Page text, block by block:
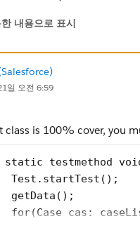
= a.Vehicle__c;
=
'Routine Maintenance';
=
=
= a.Product__c;
= a.AccountId;
= a.ContactId;
= a.AssetId;
= a.Origin;
= a.Reason;
=
내용으로 표시
일 오전 6:59
class is 100% cover, you
static testmethod
Test.startTest();
getData();
for(Case cas:
cas.Status